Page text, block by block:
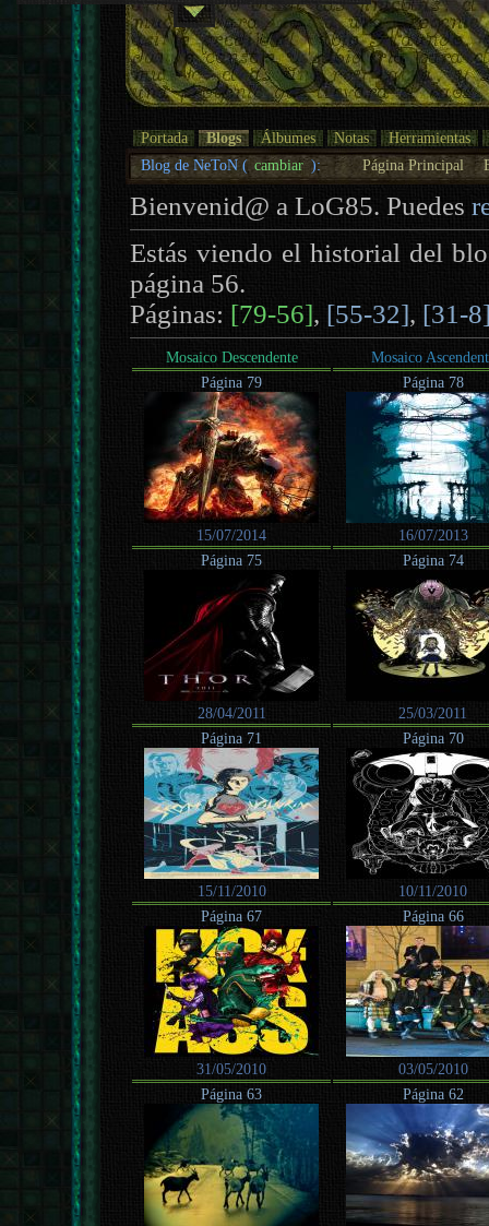
Portada Blogs Álbumes Notas
Herramientas
Blog de NeToN ( cambiar ): Página Principal
Bienvenid@ a LoG85. Puedes
Estás viendo el historial del
página 56.
Páginas: [79-56], [55-32], [31-
Mosaico Descendente
Mosaico
Página 79
15/07/2014
Página 78
16/07/2013
Página 75
28/04/2011
Página 74
25/03/2011
Página 71
15/11/2010
Página 70
10/11/2010
Página 67
31/05/2010
Página 66
03/05/2010
Página 63
Página 62